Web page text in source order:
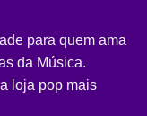
para quem ama
da Música.
loja pop mais